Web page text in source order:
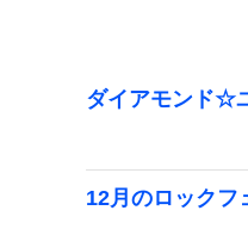
ダイアモンド☆
12月のロックフ